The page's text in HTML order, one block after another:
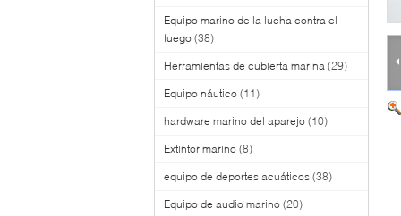
Equipo marino de la lucha contra el
fuego (38)
Herramientas de cubierta marina (29)
Equipo náutico (11)
hardware marino del aparejo (10)
Extintor marino (8)
equipo de deportes acuáticos (38)
Equipo de audio marino (20)